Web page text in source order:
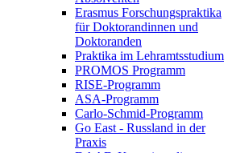
Erasmus Forschungspraktika
für Doktorandinnen und
Doktoranden
Praktika im Lehramtsstudium
PROMOS Programm
RISE-Programm
ASA-Programm
Carlo-Schmid-Programm
Go East - Russland in der
Praxis